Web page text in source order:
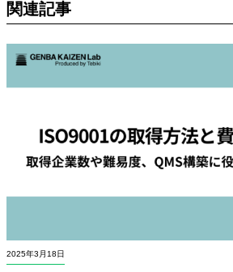
関連記事
2025年3月18日